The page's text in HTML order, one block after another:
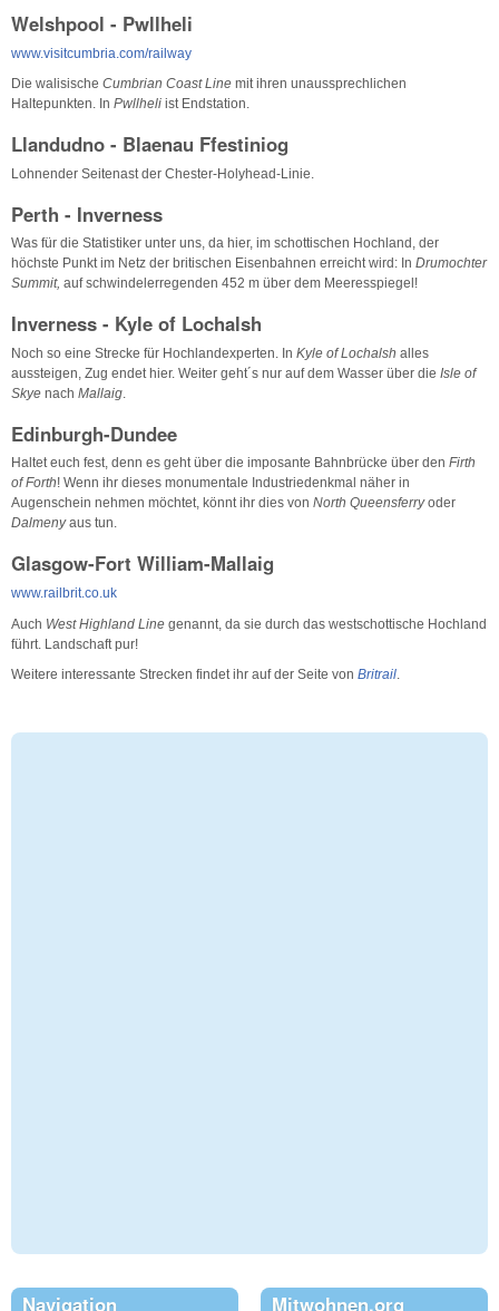
Welshpool - Pwllheli
www.visitcumbria.com/railway
Die walisische Cumbrian Coast Line mit ihren unaussprechlichen
Haltepunkten. In Pwllheli ist Endstation.
Llandudno - Blaenau Ffestiniog
Lohnender Seitenast der Chester-Holyhead-Linie.
Perth - Inverness
Was für die Statistiker unter uns, da hier, im schottischen Hochland, der
höchste Punkt im Netz der britischen Eisenbahnen erreicht wird: In Drumochter
Summit, auf schwindelerregenden 452 m über dem Meeresspiegel!
Inverness - Kyle of Lochalsh
Noch so eine Strecke für Hochlandexperten. In Kyle of Lochalsh alles
aussteigen, Zug endet hier. Weiter geht´s nur auf dem Wasser über die Isle of
Skye nach Mallaig.
Edinburgh-Dundee
Haltet euch fest, denn es geht über die imposante Bahnbrücke über den Firth
of Forth! Wenn ihr dieses monumentale Industriedenkmal näher in
Augenschein nehmen möchtet, könnt ihr dies von North Queensferryoder
Dalmenyaus tun.
Glasgow-Fort William-Mallaig
www.railbrit.co.uk
Auch West Highland Line genannt, da sie durch das westschottische Hochland
führt. Landschaft pur!
Weitere interessante Strecken findet ihr auf der Seite von Britrail.
Navigation Mitwohnen.org